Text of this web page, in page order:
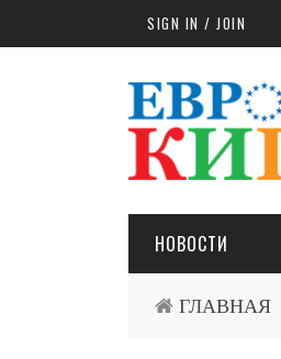
Skip to main contentSIGN IN / JOIN
НОВОСТИ
ГЛАВНАЯ